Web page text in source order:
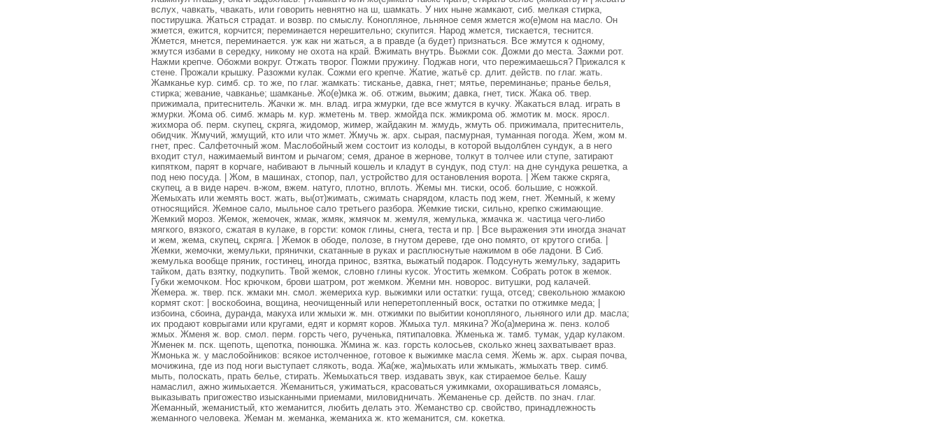
вслух, чавкать, чвакать, или говорить невнятно на ш, шамкать. У них ныне жамкают, сиб. мелкая стирка,
постирушка. Жаться страдат. и возвр. по смыслу. Конопляное, льняное семя жмется жо(е)мом на масло. Он
жмется, ежится, корчится; переминается нерешительно; скупится. Народ жмется, тискается, теснится.
Жмется, мнется, переминается. уж как ни жаться, а в правде (а будет) признаться. Все жмутся к одному,
жмутся избами в середку, никому не охота на край. Вжимать внутрь. Выжми сок. Дожми до места. Зажми рот.
Нажми крепче. Обожми вокруг. Отжать творог. Пожми пружину. Поджав ноги, что пережимаешься? Прижался к
стене. Прожали крышку. Разожми кулак. Сожми его крепче. Жатие, жатьё ср. длит. действ. по глаг. жать.
Жамканье кур. симб. ср. то же, по глаг. жамкать: тисканье, давка, гнет; мятье, переминанье; пранье белья,
стирка; жевание, чавканье; шамканье. Жо(е)мка ж. об. отжим, выжим; давка, гнет, тиск. Жака об. твер.
прижимала, притеснитель. Жачки ж. мн. влад. игра жмурки, где все жмутся в кучку. Жакаться влад. играть в
жмурки. Жома об. симб. жмарь м. кур. жметень м. твер. жмойда пск. жмикрома об. жмотик м. моск. яросл.
жихмора об. перм. скупец, скряга, жидомор, жимер, жайдакин м. жмудь, жмуть об. прижимала, притеснитель,
обидчик. Жмучий, жмущий, кто или что жмет. Жмучь ж. арх. сырая, пасмурная, туманная погода. Жем, жом м.
гнет, прес. Салфеточный жом. Маслобойный жем состоит из колоды, в которой выдолблен сундук, а в него
входит стул, нажимаемый винтом и рычагом; семя, драное в жернове, толкут в толчее или ступе, затирают
кипятком, парят в корчаге, набивают в лычный кошель и кладут в сундук, под стул: на дне сундука решетка, а
под нею посуда. | Жом, в машинах, стопор, пал, устройство для остановления ворота. | Жем также скряга,
скупец, а в виде нареч. в-жом, вжем. натуго, плотно, вплоть. Жемы мн. тиски, особ. большие, с ножкой.
Жемыхать или жемять вост. жать, вы(от)жимать, сжимать снарядом, класть под жем, гнет. Жемный, к жему
относящийся. Жемное сало, мыльное сало третьего разбора. Жемкие тиски, сильно, крепко сжимающие.
Жемкий мороз. Жемок, жемочек, жмак, жмяк, жмячок м. жемуля, жемулька, жмачка ж. частица чего-либо
мягкого, вязкого, сжатая в кулаке, в горсти: комок глины, снега, теста и пр. | Все выражения эти иногда значат
и жем, жема, скупец, скряга. | Жемок в ободе, полозе, в гнутом дереве, где оно помято, от крутого сгиба. |
Жемки, жемочки, жемульки, прянички, скатанные в руках и расплюснутые нажимом в обе ладони. В Сиб.
жемулька вообще пряник, гостинец, иногда принос, взятка, выжатый подарок. Подсунуть жемульку, задарить
тайком, дать взятку, подкупить. Твой жемок, словно глины кусок. Угостить жемком. Собрать роток в жемок.
Губки жемочком. Нос крючком, брови шатром, рот жемком. Жемни мн. новорос. витушки, род калачей.
Жемера. ж. твер. пск. жмаки мн. смол. жемериха кур. выжимки или остатки: гуща, отсед; свекольною жмакою
кормят скот: | воскобоина, вощина, неочищенный или неперетопленный воск, остатки по отжимке меда; |
избоина, сбоина, дуранда, макуха или жмыхи ж. мн. отжимки по выбитии конопляного, льняного или др. масла;
их продают коврыгами или кругами, едят и кормят коров. Жмыха тул. мякина? Жо(а)мерина ж. пенз. колоб
жмых. Жменя ж. вор. смол. перм. горсть чего, рученька, пятипаловка. Жменька ж. тамб. тумак, удар кулаком.
Жменек м. пск. щепоть, щепотка, понюшка. Жмина ж. каз. горсть колосьев, сколько жнец захватывает враз.
Жмонька ж. у маслобойников: всякое истолченное, готовое к выжимке масла семя. Жемь ж. арх. сырая почва,
мочижина, где из под ноги выступает слякоть, вода. Жа(же, жа)мыхать или жмыкать, жмыхать твер. симб.
мыть, полоскать, прать белье, стирать. Жемыхаться твер. издавать звук, как стираемое белье. Кашу
намаслил, ажно жимыхается. Жеманиться, ужиматься, красоваться ужимками, охорашиваться ломаясь,
выказывать пригожество изысканными приемами, миловидничать. Жеманенье ср. действ. по знач. глаг.
Жеманный, жеманистый, кто жеманится, любить делать это. Жеманство ср. свойство, принадлежность
жеманного человека. Жеман м. жеманка, жеманиха ж. кто жеманится, см. кокетка.